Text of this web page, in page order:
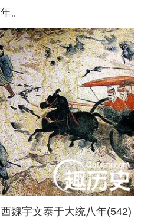
。
魏宇文泰于大统八年(542)